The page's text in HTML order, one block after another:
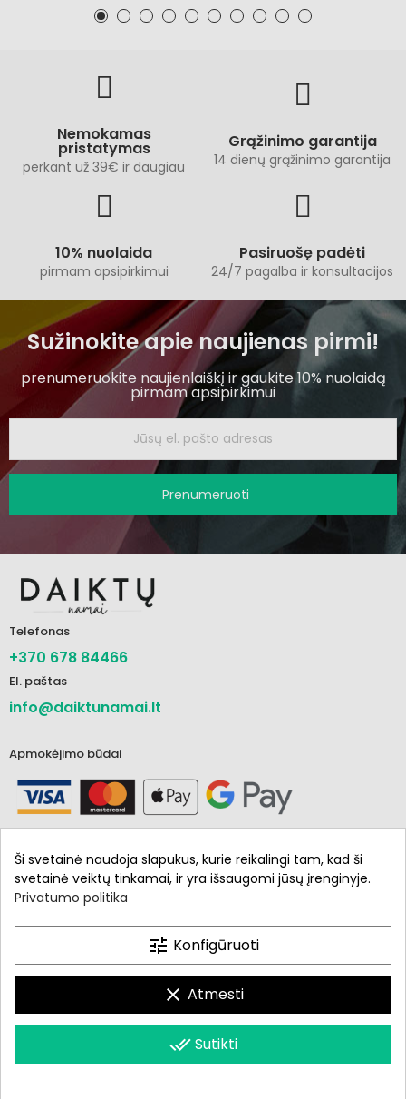
Nemokamas
pristatymas
perkant už 39€ ir daugiau
Grąžinimo garantija
14 dienų grąžinimo garantija
10% nuolaida
pirmam apsipirkimui
Pasiruošę padėti
24/7 pagalba ir konsultacijos
Sužinokite apie naujienas pirmi!
prenumeruokite naujienlaiškį ir gaukite 10% nuolaidą
pirmam apsipirkimui
Prenumeruoti
Telefonas
+370 678 84466
El. paštas
info@daiktunamai.lt
Apmokėjimo būdai
Informacija
Mano paskyra
Daiktunamai.lt © 2021 - 2024. Visos teisės saugomos.
Ši svetainė naudoja slapukus, kurie reikalingi tam, kad ši
svetainė veiktų tinkamai, ir yra išsaugomi jūsų įrenginyje.
Privatumo politika
tune Konfigūruoti
clear Atmesti
done_allSutikti